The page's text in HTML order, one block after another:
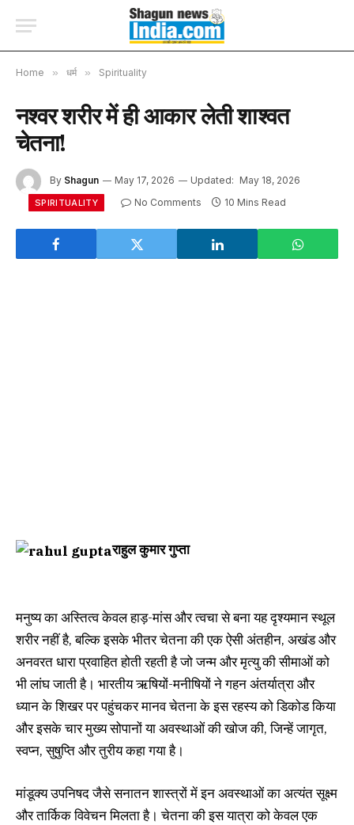
Home » धर्म » Spirituality
नश्वर शरीर में ही आकार लेती शाश्वत
चेतना!
By Shagun May 17, 2026 Updated: May 18, 2026
SPIRITUALITY No Comments 10 Mins Read
राहुल कुमार गुप्ता
मनुष्य का अस्तित्व केवल हाड़-मांस और त्वचा से बना यह दृश्यमान स्थूल
शरीर नहीं है, बल्कि इसके भीतर चेतना की एक ऐसी अंतहीन, अखंड और
अनवरत धारा प्रवाहित होती रहती है जो जन्म और मृत्यु की सीमाओं को
भी लांघ जाती है। भारतीय ऋषियों-मनीषियों ने गहन अंतर्यात्रा और
ध्यान के शिखर पर पहुंचकर मानव चेतना के इस रहस्य को डिकोड किया
और इसके चार मुख्य सोपानों या अवस्थाओं की खोज की, जिन्हें जागृत,
स्वप्न, सुषुप्ति और तुरीय कहा गया है।
मांडूक्य उपनिषद जैसे सनातन शास्त्रों में इन अवस्थाओं का अत्यंत सूक्ष्म
और तार्किक विवेचन मिलता है। चेतना की इस यात्रा को केवल एक